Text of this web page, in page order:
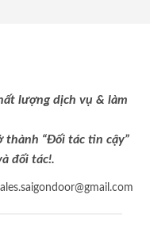
lượng dịch vụ & làm
thành “Đối tác tin cậy”
đối tác!.